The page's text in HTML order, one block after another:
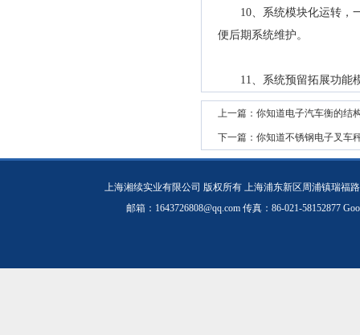
10、系统模块化运转，一
便后期系统维护。
11、系统预留拓展功能模
上一篇： 你知道电子汽车衡的结
下一篇： 你知道不锈钢电子叉车
上海湘续实业有限公司 版权所有 上海浦东新区周浦镇瑞福
邮箱：1643726808@qq.com 传真：86-021-58152877